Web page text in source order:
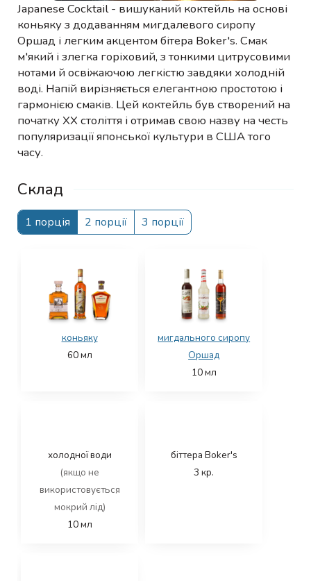
Japanese Cocktail - вишуканий коктейль на основі
коньяку з додаванням мигдалевого сиропу
Оршад і легким акцентом бітера Boker's. Смак
м'який і злегка горіховий, з тонкими цитрусовими
нотами й освіжаючою легкістю завдяки холодній
воді. Напій вирізняється елегантною простотою і
гармонією смаків. Цей коктейль був створений на
початку XX століття і отримав свою назву на честь
популяризації японської культури в США того
часу.
Склад
1 порція 2 порції 3 порції
коньяку
60мл
мигдального сиропу
Оршад
10мл
холодної води
(якщо не
використовується
мокрий лід)
10мл
біттера Boker's
3 кр.